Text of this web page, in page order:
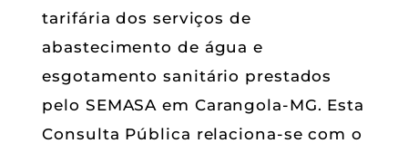
tarifária dos serviços de
abastecimento de água e
esgotamento sanitário prestados
pelo SEMASA em Carangola-MG. Esta
Consulta Pública relaciona-se com o